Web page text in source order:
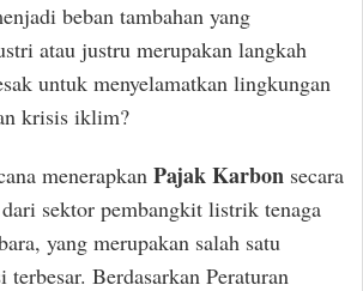
beban tambahan yang
atau justru merupakan langkah
untuk menyelamatkan lingkungan
krisis iklim?
menerapkan Pajak Karbon secara
sektor pembangkit listrik tenaga
yang merupakan salah satu
terbesar. Berdasarkan Peraturan